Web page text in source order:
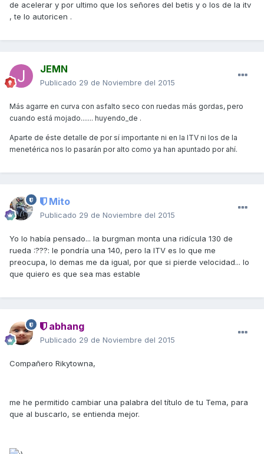
de acelerar y por ultimo que los señores del betis y o los de la itv
, te lo autoricen .
JEMN
Publicado 29 de Noviembre del 2015
Más agarre en curva con asfalto seco con ruedas más gordas, pero
cuando está mojado....... huyendo_de .
Aparte de éste detalle de por sí importante ni en la ITV ni los de la
menetérica nos lo pasarán por alto como ya han apuntado por ahí.
Mito
Publicado 29 de Noviembre del 2015
Yo lo había pensado... la burgman monta una ridícula 130 de
rueda :???: le pondría una 140, pero la ITV es lo que me
preocupa, lo demas me da igual, por que si pierde velocidad... lo
que quiero es que sea mas estable
abhang
Publicado 29 de Noviembre del 2015
Compañero Rikytowna,
me he permitido cambiar una palabra del título de tu Tema, para
que al buscarlo, se entienda mejor.